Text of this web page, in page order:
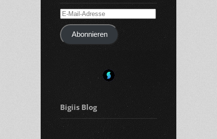
E-
Mail-
AdresseAbonnieren
Bigiis Blog